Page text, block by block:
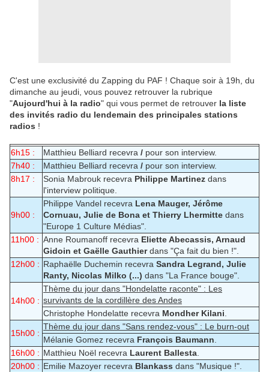
C'est une exclusivité du Zapping du PAF ! Chaque soir à 19h, du
dimanche au jeudi, vous pouvez retrouver la rubrique
"Aujourd'hui à la radio" qui vous permet de retrouver la liste
des invités radio du lendemain des principales stations
radios !
6h15 : Matthieu Belliard recevra / pour son interview.
7h40 :
Matthieu Belliard recevra / pour son interview.
8h17 :
Sonia Mabrouk recevra Philippe Martinez dans
l'interview politique.
9h00 :
Philippe Vandel recevra Lena Mauger, Jérôme
Cornuau, Julie de Bona et Thierry Lhermitte dans
"Europe 1 Culture Médias".
11h00 : Anne Roumanoff recevra Eliette Abecassis, Arnaud
Gidoin et Gaëlle Gauthierdans "Ça fait du bien !".
12h00 : Raphaëlle Duchemin recevra Sandra Legrand, Julie
Ranty, Nicolas Milko (...) dans "La France bouge".
14h00 :
Thème du jour dans "Hondelatte raconte" : Les
survivants de la cordillère des Andes
Christophe Hondelatte recevra Mondher Kilani
15h00 :
Thème du jour dans "Sans rendez-vous" : Le burn-out
Mélanie Gomez recevra François Baumann
16h00 : Matthieu Noël recevra Laurent Ballesta
20h00 : Emilie Mazoyer recevra Blankass dans "Musique !".